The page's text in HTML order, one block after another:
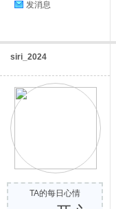
发消息
siri_2024
TA的每日心情